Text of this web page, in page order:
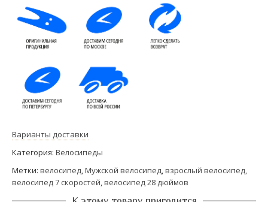
Варианты доставки
Категория: Велосипеды
Метки: велосипед,Мужской велосипед,взрослый велосипед,
велосипед 7 скоростей,велосипед 28 дюймов